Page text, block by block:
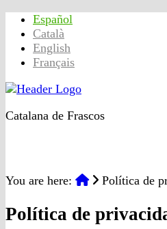
Español
Català
English
Français
Catalana de Frascos
You are here: Política de
Política de